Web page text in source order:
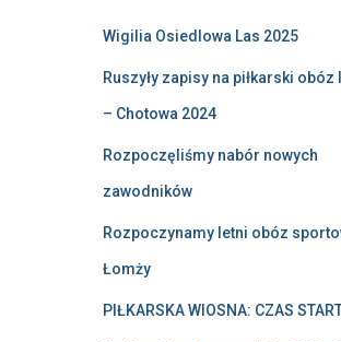
Wigilia Osiedlowa Las 2025
Ruszyły zapisy na piłkarski obóz
– Chotowa 2024
Rozpoczęliśmy nabór nowych
zawodników
Rozpoczynamy letni obóz
Łomży
PIŁKARSKA WIOSNA: CZAS